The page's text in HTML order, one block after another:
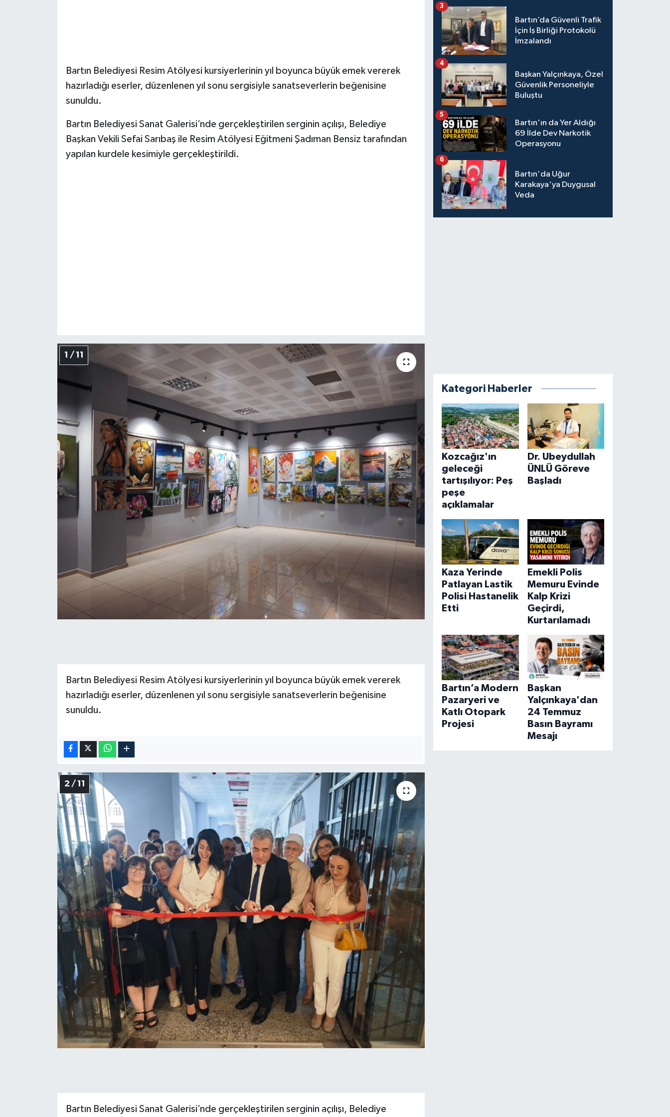
Bartın Belediyesi Resim Atölyesi kursiyerlerinin yıl boyunca büyük emek vererek
hazırladığı eserler, düzenlenen yıl sonu sergisiyle sanatseverlerin beğenisine
sunuldu.
Bartın Belediyesi Sanat Galerisi’nde gerçekleştirilen serginin açılışı, Belediye
Başkan Vekili Sefai Sarıbaş ile Resim Atölyesi Eğitmeni Şadıman Bensiz tarafından
yapılan kurdele kesimiyle gerçekleştirildi.
1 / 11
Bartın Belediyesi Resim Atölyesi kursiyerlerinin yıl boyunca büyük emek vererek
hazırladığı eserler, düzenlenen yıl sonu sergisiyle sanatseverlerin beğenisine
sunuldu.
2 / 11
Bartın Belediyesi Sanat Galerisi’nde gerçekleştirilen serginin açılışı, Belediye
Bartın’da Güvenli Trafik
İçin İş Birliği Protokolü
İmzalandı
3
Başkan Yalçınkaya, Özel
Güvenlik Personeliyle
Buluştu
4
Bartın'ın da Yer Aldığı
69 İlde Dev Narkotik
Operasyonu
5
Bartın'da Uğur
Karakaya'ya Duygusal
Veda
6
Kategori Haberler
Kozcağız'ın
geleceği
tartışılıyor: Peş
peşe
açıklamalar
Dr. Ubeydullah
ÜNLÜ Göreve
Başladı
Kaza Yerinde
Patlayan Lastik
Polisi Hastanelik
Etti
Emekli Polis
Memuru Evinde
Kalp Krizi
Geçirdi,
Kurtarılamadı
Bartın’a Modern
Pazaryeri ve
Katlı Otopark
Projesi
Başkan
Yalçınkaya'dan
24 Temmuz
Basın Bayramı
Mesajı